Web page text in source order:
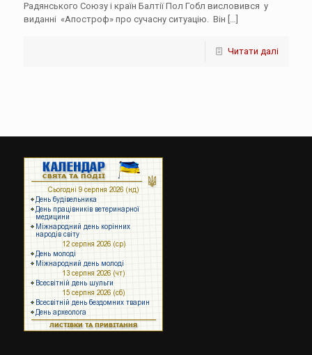
Радянського Союзу і країн Балтії Пол Гобл висловився у
виданні «Апостроф» про сучасну ситуацію. Він […]
Читати далі